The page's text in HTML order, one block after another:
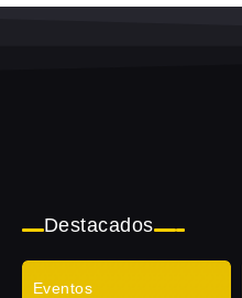
Destacados
Eventos